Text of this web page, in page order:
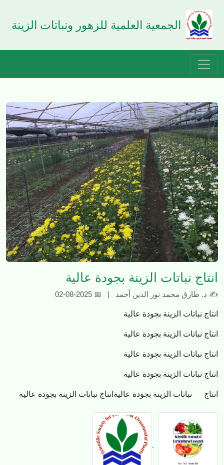
الجمعية العلمية للزهور ونباتات الزينة
انتاج نباتات الزينة بجودة عالية
✍ د. طارق محمد نور الدين أحمد | 📅 2025-08-02
انتاج نباتات الزينة بجودة عالية
انتاج نباتات الزينة بجودة عالية
انتاج نباتات الزينة بجودة عالية
انتاج نباتات الزينة بجودة عالية
انتاج نباتات الزينة بجودة عاليةانتاج نباتات الزينة بجودة عالية